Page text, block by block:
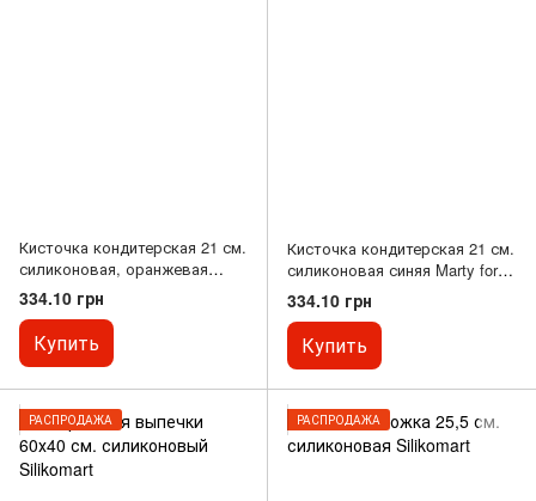
Кисточка кондитерская 21 см.
силиконовая, оранжевая
Silikomart
334.10 грн
Купить
Кисточка кондитерская 21 см.
силиконовая синяя Marty for
Party, Silikomart
334.10 грн
Купить
РАСПРОДАЖА РАСПРОДАЖА